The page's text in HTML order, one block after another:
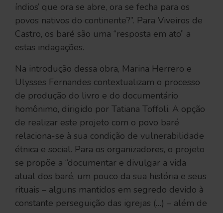
índios’ que ora se abre, ora se fecha para os
povos nativos do continente?”. Para Viveiros de
Castro, os baré são uma “resposta em ato” a
estas indagações.
Na introdução dessa obra, Marina Herrero e
Ulysses Fernandes contextualizam o processo
de produção do livro e do documentário
homônimo, dirigido por Tatiana Toffoli. A opção
de realizar este projeto com o povo baré
relaciona-se à sua condição de vulnerabilidade
étnica e social. Para os organizadores, o projeto
se propõe a “documentar e divulgar a vida
atual dos baré, um pouco da sua história e seus
rituais – alguns mantidos em segredo devido à
constante perseguição das igrejas (…) – além de